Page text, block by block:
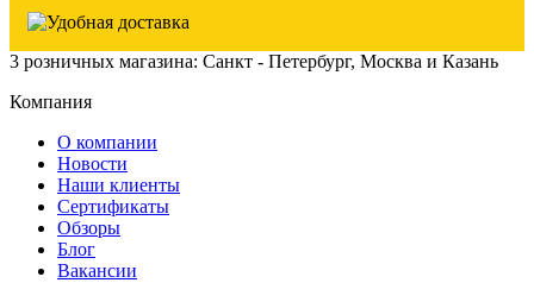
3 розничных магазина: Санкт - Петербург, Москва и Казань
Компания
О компании
Новости
Наши клиенты
Сертификаты
Обзоры
Блог
Вакансии